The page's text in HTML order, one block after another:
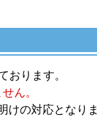
おります。
ん。
の対応となりま